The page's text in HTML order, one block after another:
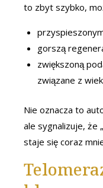
to zbyt szybko,
gorszą
zwiększoną
związane z
Nie oznacza to
ale sygnalizuje, że
staje się coraz